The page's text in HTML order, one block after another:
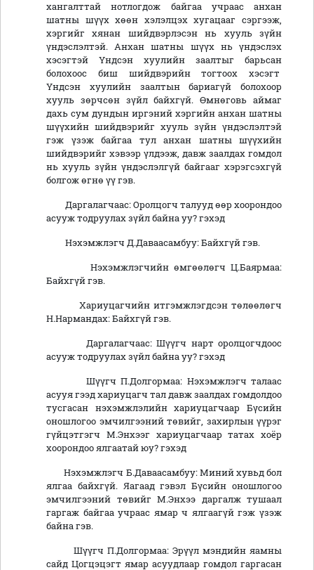
хангалттай нотлогдож байгаа учраас анхан
шатны шүүх хөөн хэлэлцэх хугацааг сэргээж,
хэргийг хянан шийдвэрлэсэн нь хууль зүйн
үндэслэлтэй. Анхан шатны шүүх нь үндэслэх
хэсэгтэй Үндсэн хуулийн заалтыг барьсан
болохоос биш шийдвэрийн тогтоох хэсэгт
Үндсэн хуулийн заалтын бариагүй болохоор
хууль зөрчсөн зүйл байхгүй. Өмнөговь аймаг
дахь сум дундын иргэний хэргийн анхан шатны
шүүхийн шийдвэрийг хууль зүйн үндэслэлтэй
гэж үзэж байгаа тул анхан шатны шүүхийн
шийдвэрийг хэвээр үлдээж, давж заалдах гомдол
нь хууль зүйн үндэслэлгүй байгааг хэрэгсэхгүй
болгож өгнө үү гэв.
Даргалагчаас: Оролцогч талууд өөр хоорондоо
асууж тодруулах зүйл байна уу? гэхэд
Нэхэмжлэгч Д.Даваасамбуу: Байхгүй гэв.
Нэхэмжлэгчийн өмгөөлөгч Ц.Баярмаа:
Байхгүй гэв.
Хариуцагчийн итгэмжлэгдсэн төлөөлөгч
Н.Нармандах: Байхгүй гэв.
Даргалагчаас: Шүүгч нарт оролцогчдоос
асууж тодруулах зүйл байна уу? гэхэд
Шүүгч П.Долгормаа: Нэхэмжлэгч талаас
асууя гээд хариуцагч тал давж заалдах гомдолдоо
тусгасан нэхэмжлэлийн хариуцагчаар Бүсийн
оношлогоо эмчилгээний төвийг, захирлын үүрэг
гүйцэтгэгч М.Энхээг хариуцагчаар татах хоёр
хоорондоо ялгаатай юу? гэхэд
Нэхэмжлэгч Б.Даваасамбуу: Миний хувьд бол
ялгаа байхгүй. Яагаад гэвэл Бүсийн оношлогоо
эмчилгээний төвийг М.Энхээ даргалж тушаал
гаргаж байгаа учраас ямар ч ялгаагүй гэж үзэж
байна гэв.
Шүүгч П.Долгормаа: Эрүүл мэндийн яамны
сайд Цогцэцэгт ямар асуудлаар гомдол гаргасан